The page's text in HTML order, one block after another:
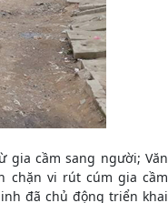
gia cầm sang người; Văn
chặn vi rút cúm gia cầm
đã chủ động triển khai